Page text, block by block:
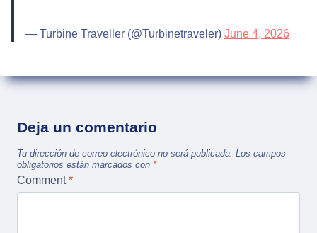
— Turbine Traveller (@Turbinetraveler) June 4, 2026
Deja un comentario
Tu dirección de correo electrónico no será publicada. Los campos
obligatorios están marcados con *
Comment*